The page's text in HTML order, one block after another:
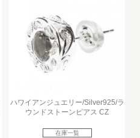
ハワイアンジュエリー/Silver925/ラ
ウンドストーンピアス CZ
在庫一覧